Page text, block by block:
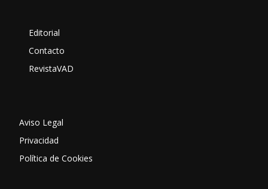
Editorial
Contacto
RevistaVAD
Aviso Legal
Privacidad
Política de Cookies